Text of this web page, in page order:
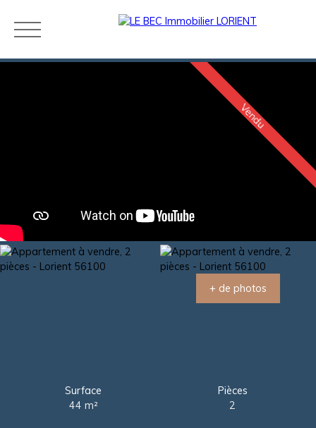
Contact Estimation
Vendu
+ de photos
Surface
44 m²
Pièces
2